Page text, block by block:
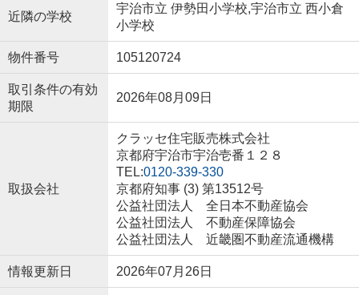
近隣の学校
宇治市立 伊勢田小学校,宇治市立 西小倉
小学校
物件番号 105120724
取引条件の有効
期限
2026年08月09日
取扱会社
クラッセ住宅販売株式会社
京都府宇治市宇治壱番１２８
TEL:0120-339-330
京都府知事 (3) 第13512号
公益社団法人 全日本不動産協会
公益社団法人 不動産保障協会
公益社団法人 近畿圏不動産流通機構
情報更新日 2026年07月26日